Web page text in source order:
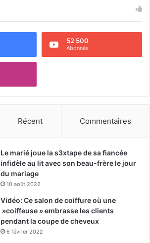
52 500
Abonnés
Récent Commentaires
Le marié joue la s3xtape de sa fiancée
infidèle au lit avec son beau-frère le jour
du mariage
10 août 2022
Vidéo: Ce salon de coiffure où une
»coiffeuse » embrasse les clients
pendant la coupe de cheveux
6 février 2022